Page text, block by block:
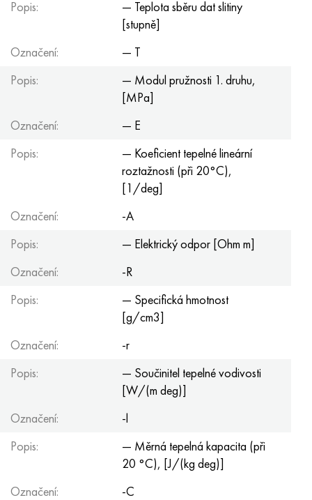
Popis:
— Teplota sběru dat slitiny
[stupně]
Označení:
— T
Popis:
— Modul pružnosti 1. druhu,
[MPa]
Označení:
— E
Popis:
— Koeficient tepelné lineární
roztažnosti (při 20°С),
[1/deg]
Označení:
-A
Popis:
— Elektrický odpor [Ohm m]
Označení:
-R
Popis:
— Specifická hmotnost
[g/cm3]
Označení:
-r
Popis:
— Součinitel tepelné vodivosti
[W/(m deg)]
Označení:
-l
Popis:
— Měrná tepelná kapacita (při
20 °C), [J/(kg deg)]
Označení:
-C